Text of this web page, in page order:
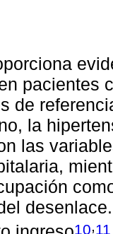
pacientes
de
la
las
10,11